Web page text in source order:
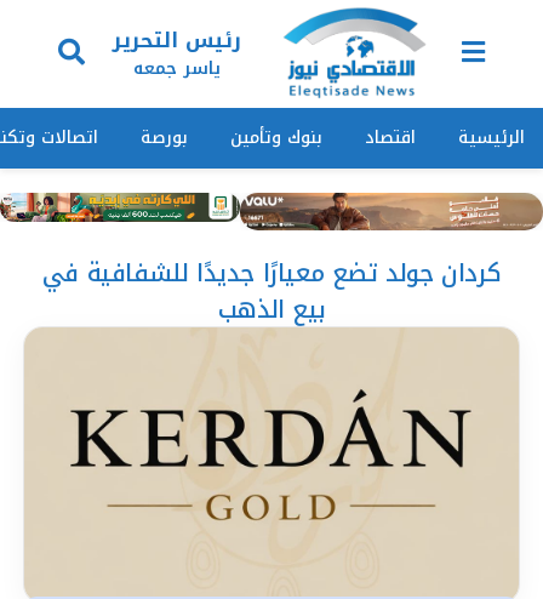
رئيس التحرير
ياسر جمعه
الرئيسية اقتصاد بنوك وتأمين بورصة اتصالات
كردان جولد تضع معيارًا جديدًا للشفافية في
بيع الذهب